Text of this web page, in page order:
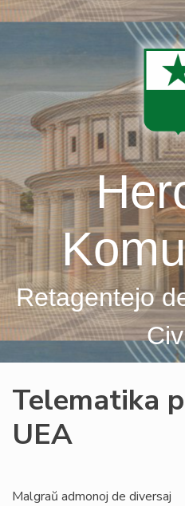
Skip
Retagentejo
Telematika
UEA
Malgraŭ admonoj de diversaj